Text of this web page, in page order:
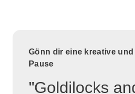
Gönn dir eine kreative
Pause
"Goldilocks